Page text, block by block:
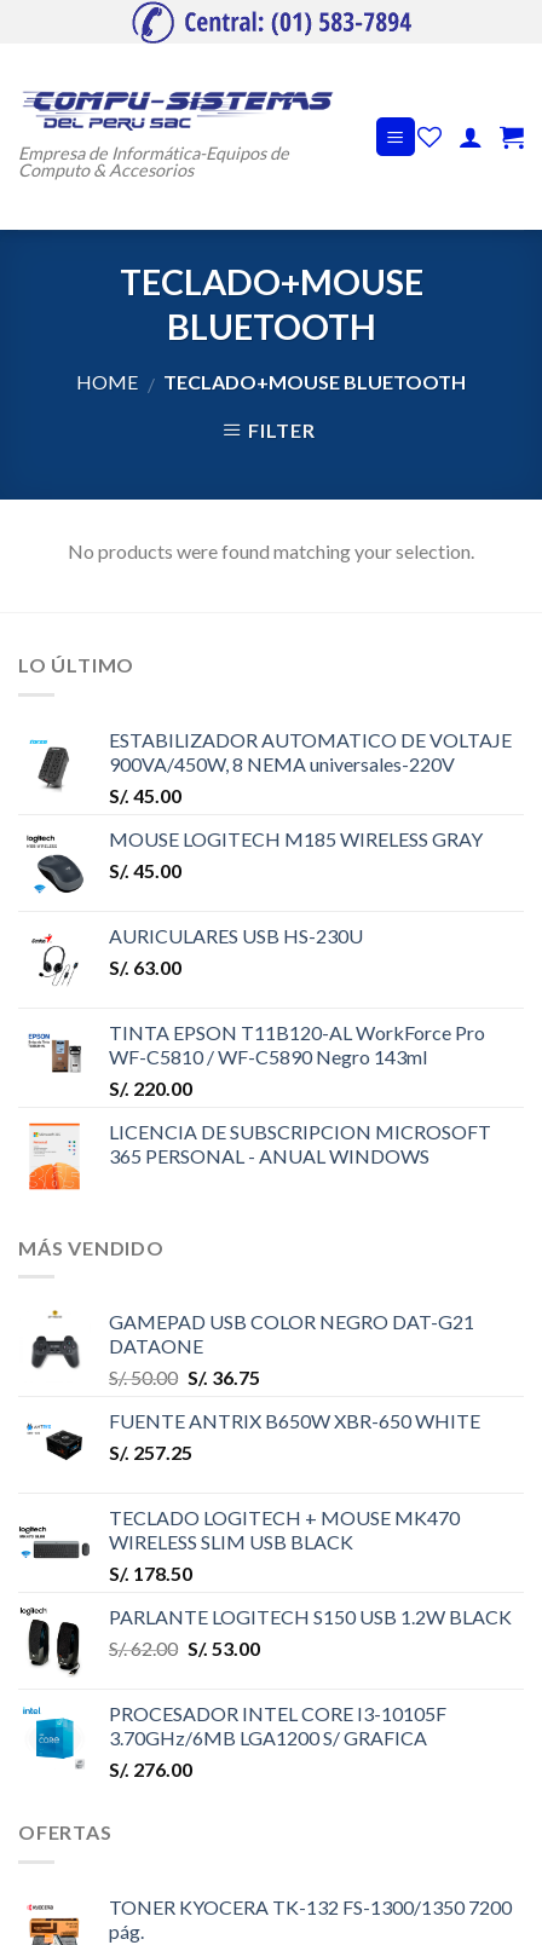
Empresa de Informática-Equipos de
Computo & Accesorios
TECLADO+MOUSE
BLUETOOTH
HOME / TECLADO+MOUSE BLUETOOTH
FILTER
No products were found matching your selection.
LO ÚLTIMO
ESTABILIZADOR AUTOMATICO DE VOLTAJE
900VA/450W, 8 NEMA universales-220V
S/. 45.00
MOUSE LOGITECH M185 WIRELESS GRAY
S/. 45.00
AURICULARES USB HS-230U
S/. 63.00
TINTA EPSON T11B120-AL WorkForce Pro
WF-C5810 / WF-C5890 Negro 143ml
S/. 220.00
LICENCIA DE SUBSCRIPCION MICROSOFT
365 PERSONAL - ANUAL WINDOWS
MÁS VENDIDO
GAMEPAD USB COLOR NEGRO DAT-G21
DATAONE
S/.50.00 S/. 36.75
FUENTE ANTRIX B650W XBR-650 WHITE
S/. 257.25
TECLADO LOGITECH + MOUSE MK470
WIRELESS SLIM USB BLACK
S/. 178.50
PARLANTE LOGITECH S150 USB 1.2W BLACK
S/.62.00 S/. 53.00
PROCESADOR INTEL CORE I3-10105F
3.70GHz/6MB LGA1200 S/ GRAFICA
S/. 276.00
OFERTAS
TONER KYOCERA TK-132 FS-1300/1350 7200
pág.